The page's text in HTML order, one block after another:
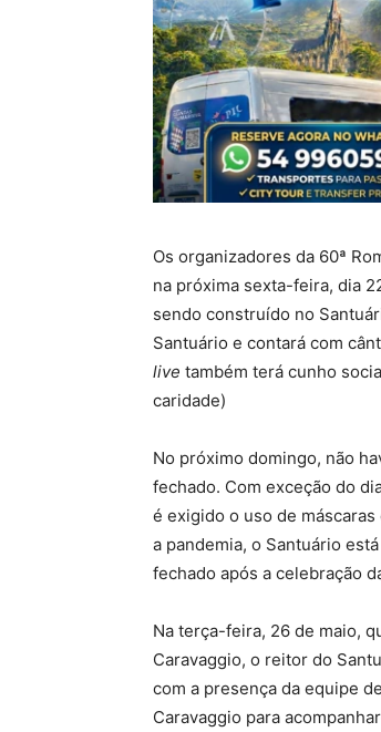
Os organizadores da 60ª
na próxima sexta-feira, dia
sendo construído no
Santuário e contará com
live também terá cunho
caridade)
No próximo domingo, não
fechado. Com exceção do
é exigido o uso de
a pandemia, o Santuário
fechado após a celebração
Na terça-feira, 26 de maio,
Caravaggio, o reitor do
com a presença da equipe
Caravaggio para